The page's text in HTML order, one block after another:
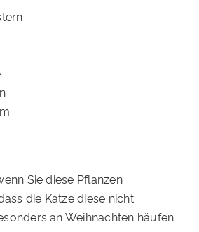
Sie diese Pflanzen
die Katze diese nicht
an Weihnachten häufen